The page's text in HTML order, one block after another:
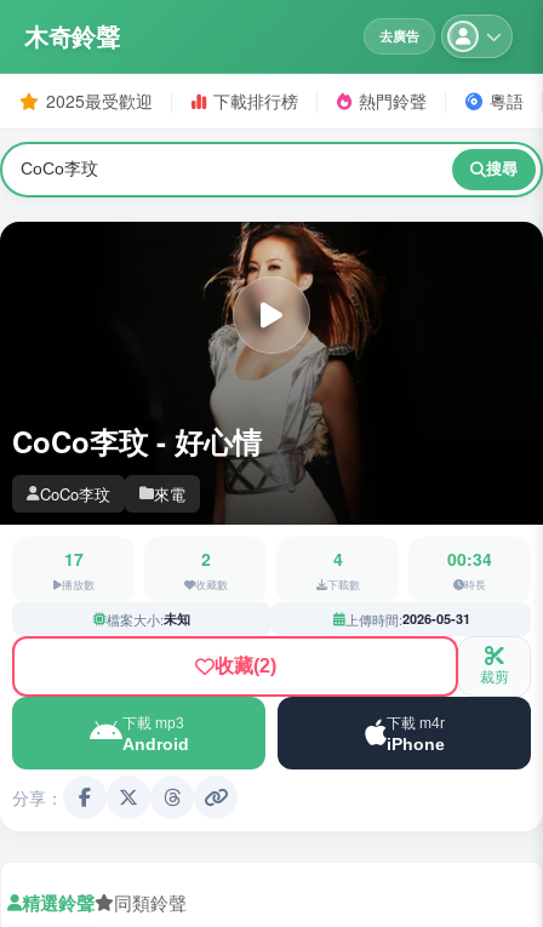
木奇鈴聲 去廣告
2025最受歡迎 下載排行榜 熱門鈴聲 粵語
搜尋
CoCo李玟 - 好心情
CoCo李玟 來電
17
播放數
2
收藏數
4
下載數
00:34
時長
檔案大小:未知 上傳時間:2026-05-31
收藏(2) 裁剪
下載 mp3
Android
下載 m4r
iPhone
分享：
精選鈴聲 同類鈴聲